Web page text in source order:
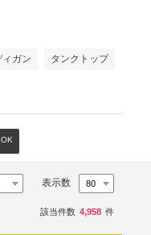
ィガン タンクトップ
OK
表示数
該当件数 4,958 件